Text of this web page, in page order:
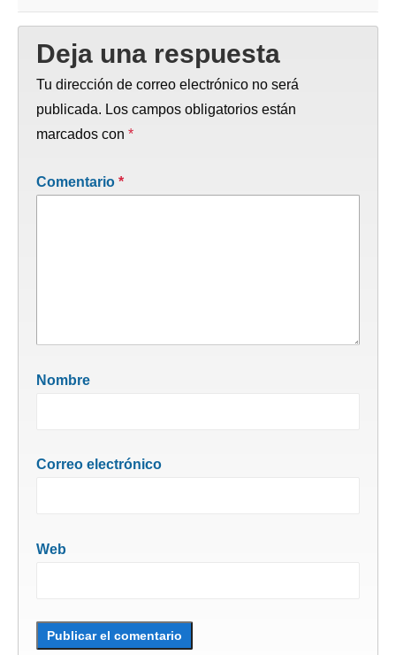
Deja una respuesta
Tu dirección de correo electrónico no será
publicada. Los campos obligatorios están
marcados con *
Comentario *
Nombre
Correo electrónico
Web